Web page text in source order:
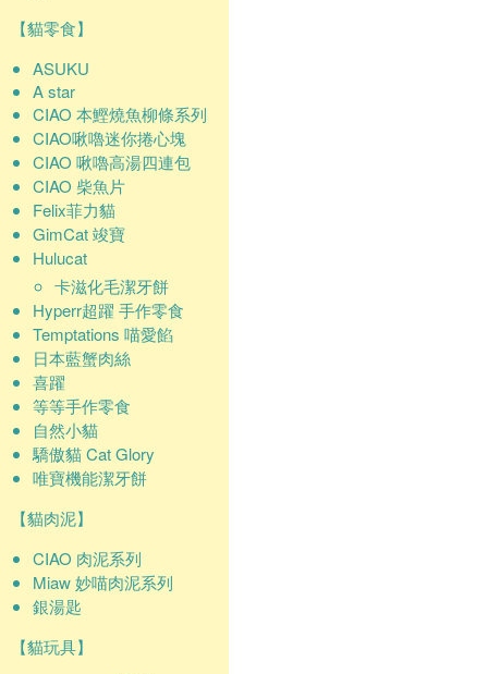
【貓零食】
ASUKU
A star
CIAO 本鰹燒魚柳條系列
CIAO啾嚕迷你捲心塊
CIAO 啾嚕高湯四連包
CIAO 柴魚片
Felix菲力貓
GimCat 竣寶
Hulucat
卡滋化毛潔牙餅
Hyperr超躍 手作零食
Temptations 喵愛餡
日本藍蟹肉絲
喜躍
等等手作零食
自然小貓
驕傲貓 Cat Glory
唯寶機能潔牙餅
【貓肉泥】
CIAO 肉泥系列
Miaw 妙喵肉泥系列
銀湯匙
【貓玩具】